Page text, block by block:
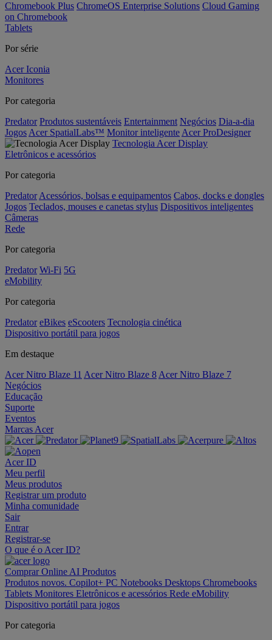
Chromebook Plus ChromeOS Enterprise Solutions Cloud Gaming
on Chromebook
Tablets
Por série
Acer Iconia
Monitores
Por categoria
Predator Produtos sustentáveis Entertainment Negócios Dia-a-dia
Jogos Acer SpatialLabs™ Monitor inteligente Acer ProDesigner
Tecnologia Acer Display
Eletrônicos e acessórios
Por categoria
Predator Acessórios, bolsas e equipamentos Cabos, docks e dongles
Jogos Teclados, mouses e canetas stylus Dispositivos inteligentes
Câmeras
Rede
Por categoria
Predator Wi-Fi 5G
eMobility
Por categoria
Predator eBikes eScooters Tecnologia cinética
Dispositivo portátil para jogos
Em destaque
Acer Nitro Blaze 11 Acer Nitro Blaze 8 Acer Nitro Blaze 7
Negócios
Educação
Suporte
Eventos
Marcas Acer
Acer ID
Meu perfil
Meus produtos
Registrar um produto
Minha comunidade
Sair
Entrar
Registrar-se
O que é o Acer ID?
Comprar Online AI Produtos
Produtos novos. Copilot+ PC Notebooks Desktops Chromebooks
Tablets Monitores Eletrônicos e acessórios Rede eMobility
Dispositivo portátil para jogos
Por categoria